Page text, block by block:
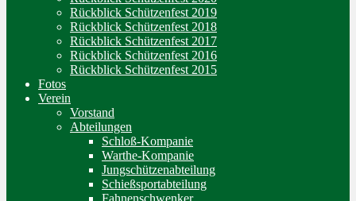
Rückblick Schützenfest 2019
Rückblick Schützenfest 2018
Rückblick Schützenfest 2017
Rückblick Schützenfest 2016
Rückblick Schützenfest 2015
Fotos
Verein
Vorstand
Abteilungen
Schloß-Kompanie
Warthe-Kompanie
Jungschützenabteilung
Schießsportabteilung
Fahnenschwenker